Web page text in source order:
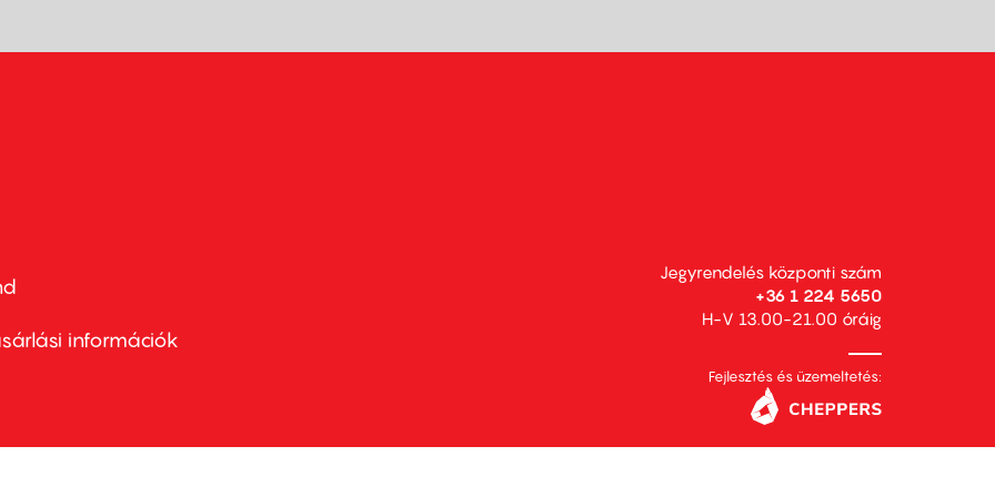
információk
Jegyrendelés központi szám
+36 1 224 5650
H-V 13.00-21.00 óráig
Fejlesztés és üzemeltetés: